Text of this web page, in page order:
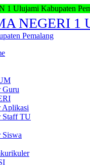
Kabupaten
NEGERI 1
Pemalang
Guru
Aplikasi
Staff TU
Siswa